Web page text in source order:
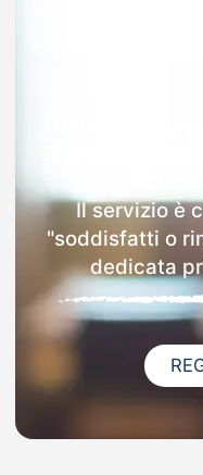
Il servizio è
"soddisfatti o
dedicata